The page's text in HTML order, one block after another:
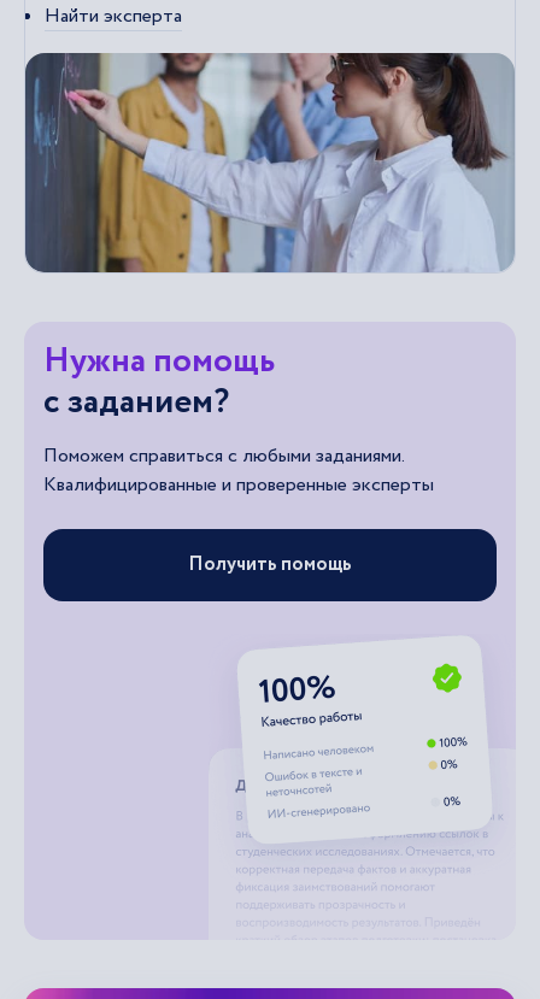
Найти эксперта
Нужна помощь
с заданием?
Поможем справиться с любыми заданиями.
Квалифицированные и проверенные эксперты
Получить помощь